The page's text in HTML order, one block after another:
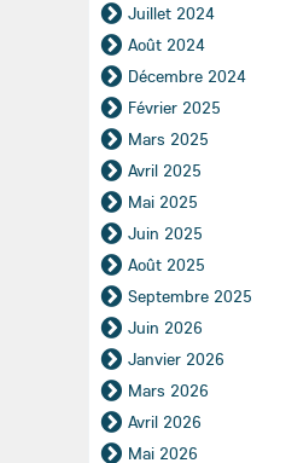
Juillet 2024
Août 2024
Décembre 2024
Février 2025
Mars 2025
Avril 2025
Mai 2025
Juin 2025
Août 2025
Septembre 2025
Juin 2026
Janvier 2026
Mars 2026
Avril 2026
Mai 2026